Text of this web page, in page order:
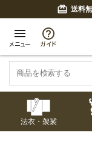
card_giftcard 送料
menu
メニュー ガイド
七条袈裟
法衣・袈裟